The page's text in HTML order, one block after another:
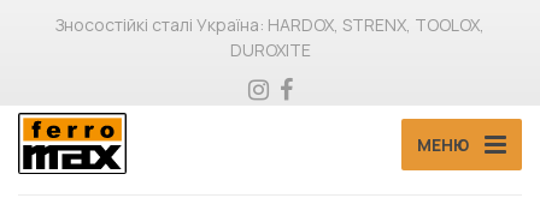
Зносостійкі сталі Україна: HARDOX, STRENX, TOOLOX,
DUROXITE
МЕНЮ